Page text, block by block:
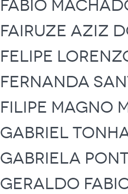
FABIO
FAIRUZE AZIZ
FELIPE
FERNANDA
FILIPE MAGNO
GABRIEL
GABRIELA
GERALDO